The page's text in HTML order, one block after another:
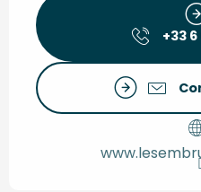
+33 6